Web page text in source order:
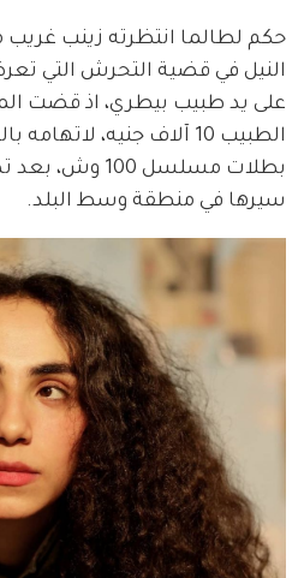
حكم لطالما انتظرته زينب
النيل في قضية التحرش التي
على يد طبيب بيطري، اذ قضت
الطبيب 10 آلاف جنيه،
بطلات مسلسل
سيرها في منطقة وسط البلد.